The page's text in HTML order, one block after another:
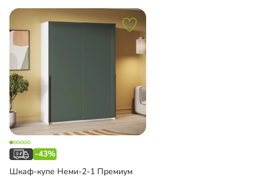
-43%
Шкаф-купе Неми-2-1 Премиум